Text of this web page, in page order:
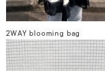
2WAY blooming bag